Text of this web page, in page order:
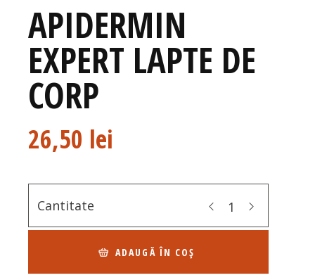
APIDERMIN
EXPERT LAPTE DE
CORP
26,50 lei
Cantitate
ADAUGĂ ÎN COȘ